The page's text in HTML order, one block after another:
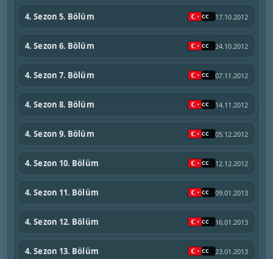
4. Sezon 5. Bölüm 17.10.2012
4. Sezon 6. Bölüm 24.10.2012
4. Sezon 7. Bölüm 07.11.2012
4. Sezon 8. Bölüm 14.11.2012
4. Sezon 9. Bölüm 05.12.2012
4. Sezon 10. Bölüm 12.12.2012
4. Sezon 11. Bölüm 09.01.2013
4. Sezon 12. Bölüm 16.01.2013
4. Sezon 13. Bölüm 23.01.2013